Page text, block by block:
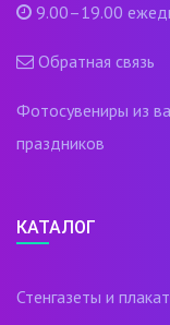
9.00–19.00
Обратная связь
Фотосувениры из
праздников
КАТАЛОГ
Стенгазеты и